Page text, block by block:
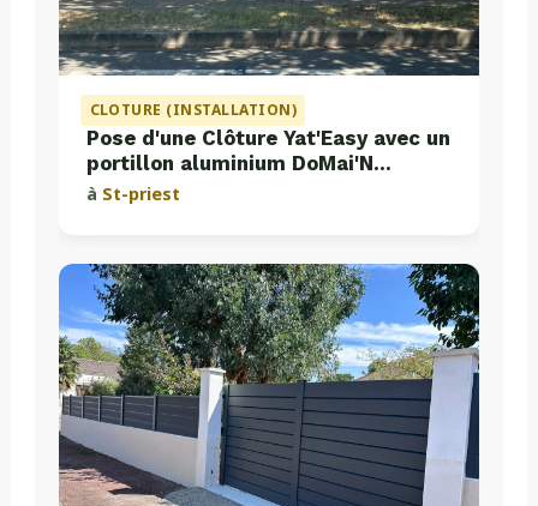
CLOTURE (INSTALLATION)
Pose d'une Clôture Yat'Easy avec un
portillon aluminium DoMai'N
Colmont
à St-priest